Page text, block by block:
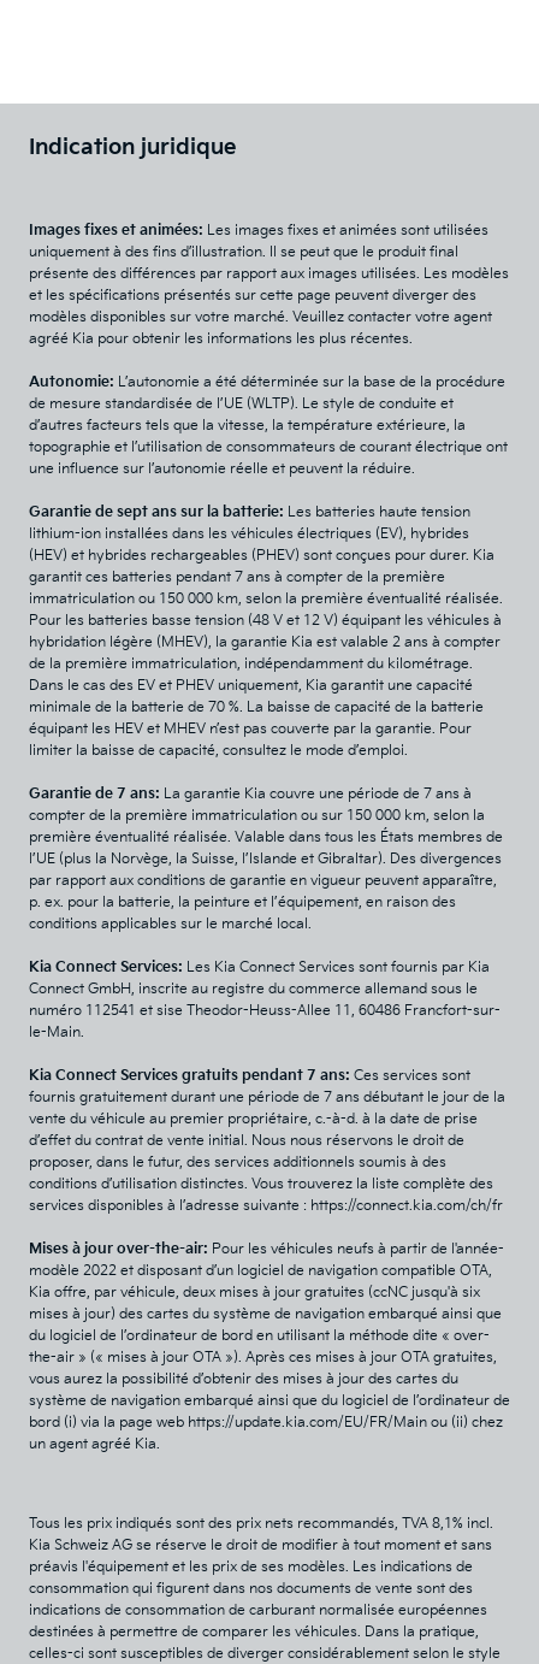
Indication juridique
Images fixes et animées: Les images fixes et animées sont utilisées
uniquement à des fins d’illustration. Il se peut que le produit final
présente des différences par rapport aux images utilisées. Les modèles
et les spécifications présentés sur cette page peuvent diverger des
modèles disponibles sur votre marché. Veuillez contacter votre agent
agréé Kia pour obtenir les informations les plus récentes.
Autonomie: L’autonomie a été déterminée sur la base de la procédure
de mesure standardisée de l’UE (WLTP). Le style de conduite et
d’autres facteurs tels que la vitesse, la température extérieure, la
topographie et l’utilisation de consommateurs de courant électrique ont
une influence sur l’autonomie réelle et peuvent la réduire.
Garantie de sept ans sur la batterie: Les batteries haute tension
lithium-ion installées dans les véhicules électriques (EV), hybrides
(HEV) et hybrides rechargeables (PHEV) sont conçues pour durer. Kia
garantit ces batteries pendant 7 ans à compter de la première
immatriculation ou 150 000 km, selon la première éventualité réalisée.
Pour les batteries basse tension (48 V et 12 V) équipant les véhicules à
hybridation légère (MHEV), la garantie Kia est valable 2 ans à compter
de la première immatriculation, indépendamment du kilométrage.
Dans le cas des EV et PHEV uniquement, Kia garantit une capacité
minimale de la batterie de 70 %. La baisse de capacité de la batterie
équipant les HEV et MHEV n’est pas couverte par la garantie. Pour
limiter la baisse de capacité, consultez le mode d’emploi.
Garantie de 7 ans: La garantie Kia couvre une période de 7 ans à
compter de la première immatriculation ou sur 150 000 km, selon la
première éventualité réalisée. Valable dans tous les États membres de
l’UE (plus la Norvège, la Suisse, l’Islande et Gibraltar). Des divergences
par rapport aux conditions de garantie en vigueur peuvent apparaître,
p. ex. pour la batterie, la peinture et l’équipement, en raison des
conditions applicables sur le marché local.
Kia Connect Services: Les Kia Connect Services sont fournis par Kia
Connect GmbH, inscrite au registre du commerce allemand sous le
numéro 112541 et sise Theodor-Heuss-Allee 11, 60486 Francfort-sur-
le-Main.
Kia Connect Services gratuits pendant 7 ans: Ces services sont
fournis gratuitement durant une période de 7 ans débutant le jour de la
vente du véhicule au premier propriétaire, c.-à-d. à la date de prise
d’effet du contrat de vente initial. Nous nous réservons le droit de
proposer, dans le futur, des services additionnels soumis à des
conditions d’utilisation distinctes. Vous trouverez la liste complète des
services disponibles à l’adresse suivante : https://connect.kia.com/ch/fr
Mises à jour over-the-air: Pour les véhicules neufs à partir de l'année-
modèle 2022 et disposant d’un logiciel de navigation compatible OTA,
Kia offre, par véhicule, deux mises à jour gratuites (ccNC jusqu'à six
mises à jour) des cartes du système de navigation embarqué ainsi que
du logiciel de l’ordinateur de bord en utilisant la méthode dite « over-
the-air » (« mises à jour OTA »). Après ces mises à jour OTA gratuites,
vous aurez la possibilité d’obtenir des mises à jour des cartes du
système de navigation embarqué ainsi que du logiciel de l’ordinateur de
bord (i) via la page web https://update.kia.com/EU/FR/Main ou (ii) chez
un agent agréé Kia.
Tous les prix indiqués sont des prix nets recommandés, TVA 8,1% incl.
Kia Schweiz AG se réserve le droit de modifier à tout moment et sans
préavis l'équipement et les prix de ses modèles. Les indications de
consommation qui figurent dans nos documents de vente sont des
indications de consommation de carburant normalisée européennes
destinées à permettre de comparer les véhicules. Dans la pratique,
celles-ci sont susceptibles de diverger considérablement selon le style